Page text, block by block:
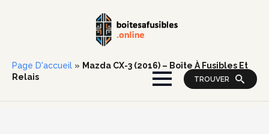
TROUVER
Page D'accueil » Mazda CX-3 (2016) – Boîte À Fusibles Et
Relais